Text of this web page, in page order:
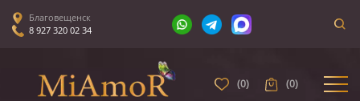
Благовещенск
8 927 320 02 34
(0) (0)